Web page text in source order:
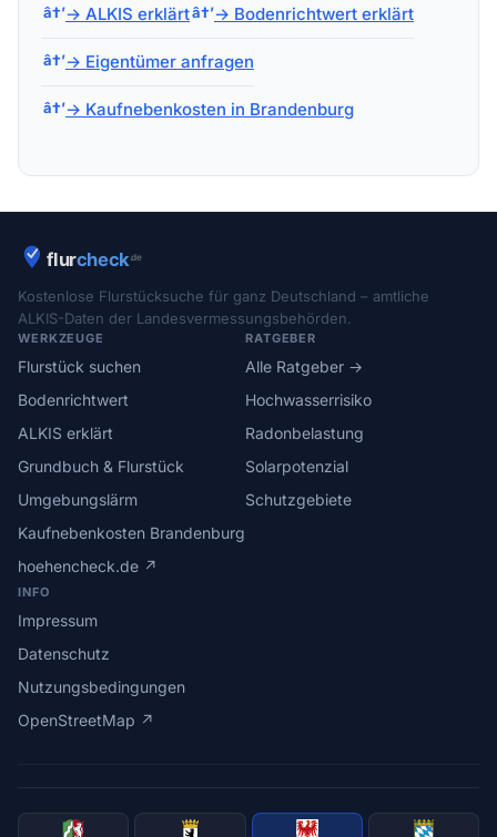
→ ALKIS erklärt → Bodenrichtwert erklärt
→ Eigentümer anfragen
→ Kaufnebenkosten in Brandenburg
Kostenlose Flurstücksuche für ganz Deutschland – amtliche
ALKIS-Daten der Landesvermessungsbehörden.
WERKZEUGE
Flurstück suchen
Bodenrichtwert
ALKIS erklärt
Grundbuch & Flurstück
Umgebungslärm
Kaufnebenkosten Brandenburg
hoehencheck.de ↗
RATGEBER
Alle Ratgeber →
Hochwasserrisiko
Radonbelastung
Solarpotenzial
Schutzgebiete
INFO
Impressum
Datenschutz
Nutzungsbedingungen
OpenStreetMap ↗